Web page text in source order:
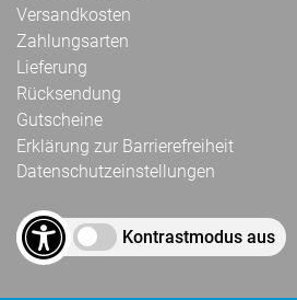
Versandkosten
Zahlungsarten
Lieferung
Rücksendung
Gutscheine
Erklärung zur Barrierefreiheit
Datenschutzeinstellungen
Kontrastmodus aus